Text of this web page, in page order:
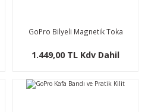
GoPro Bilyeli Magnetik Toka
1.449,00 TL Kdv Dahil